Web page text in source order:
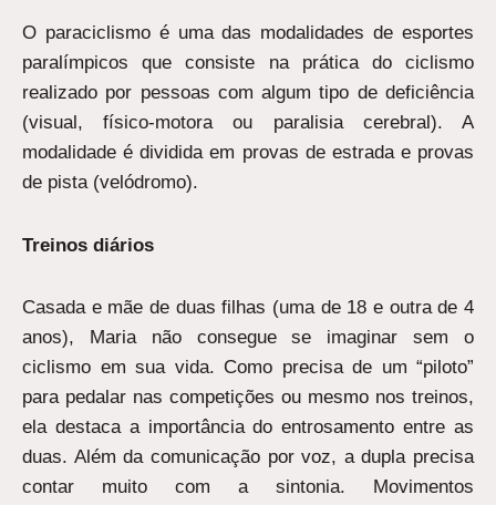
O paraciclismo é uma das modalidades de esportes
paralímpicos que consiste na prática do ciclismo
realizado por pessoas com algum tipo de deficiência
(visual, físico-motora ou paralisia cerebral). A
modalidade é dividida em provas de estrada e provas
de pista (velódromo).
Treinos diários
Casada e mãe de duas filhas (uma de 18 e outra de 4
anos), Maria não consegue se imaginar sem o
ciclismo em sua vida. Como precisa de um “piloto”
para pedalar nas competições ou mesmo nos treinos,
ela destaca a importância do entrosamento entre as
duas. Além da comunicação por voz, a dupla precisa
contar muito com a sintonia. Movimentos